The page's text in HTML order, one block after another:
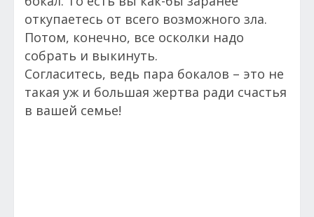
откупаетесь от всего возможного зла.
Потом, конечно, все осколки надо
собрать и выкинуть.
Согласитесь, ведь пара бокалов – это не
такая уж и большая жертва ради счастья
в вашей семье!